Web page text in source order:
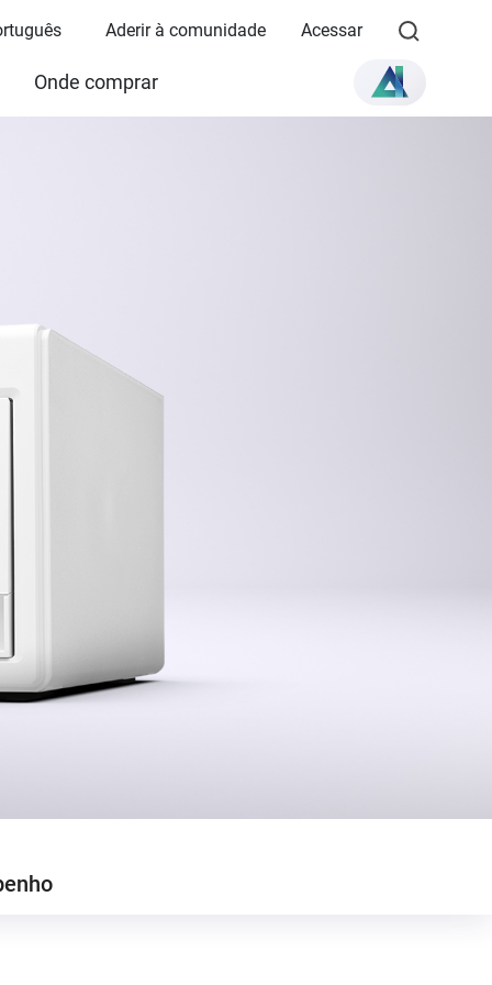
Aderir à comunidade Acessar
Onde comprar